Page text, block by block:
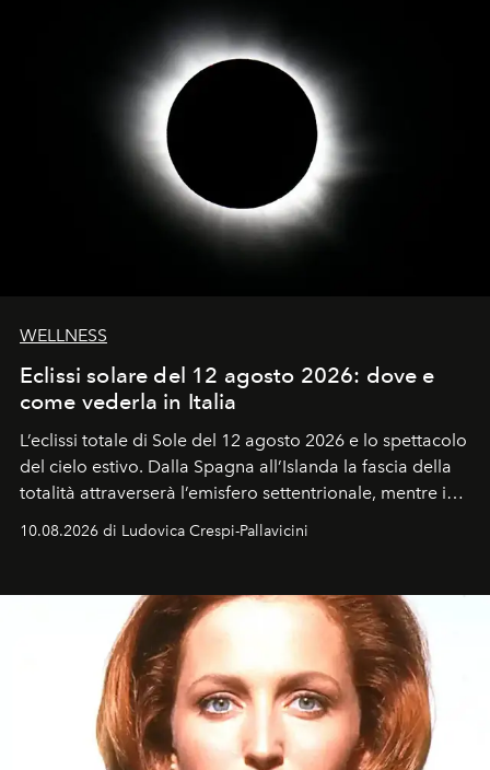
WELLNESS
Eclissi solare del 12 agosto 2026: dove e
come vederla in Italia
L’eclissi totale di Sole del 12 agosto 2026 e lo spettacolo
del cielo estivo. Dalla Spagna all’Islanda la fascia della
totalità attraverserà l’emisfero settentrionale, mentre in
Italia il fenomeno sarà parziale ma particolarmente
spettacolare al Nord. Orari, città favorite e regole per
10.08.2026 di Ludovica Crespi-Pallavicini